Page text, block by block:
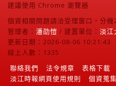
建議使用 Chrome 瀏覽器
個資相關問題請洽受理窗口，分機
管理者： 潘劭愷 / 建置單位： 淡江
更新日期：2026-08-06 10:21:43
線上人數：1335
聯絡我們
法令規章 表格下載
淡江時報網頁使用規則
個資蒐